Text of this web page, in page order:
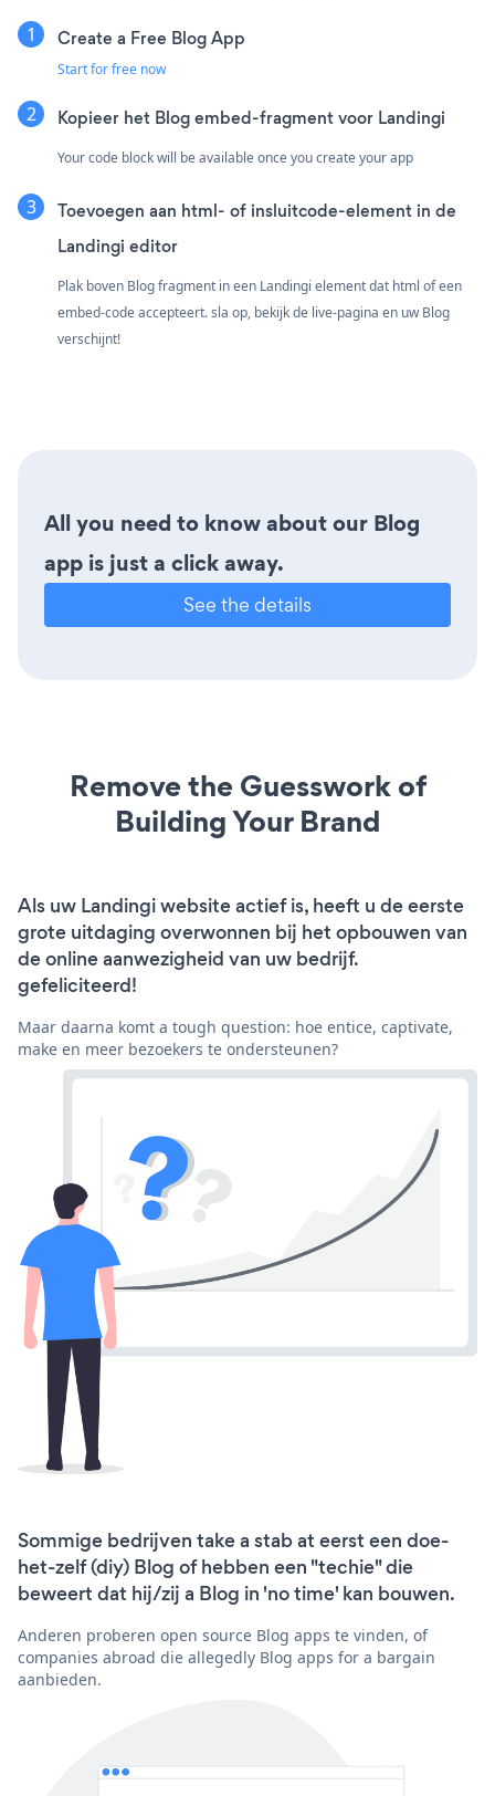
Create a Free Blog App
Start for free now
Kopieer het Blog embed-fragment voor Landingi
Your code block will be available once you create your app
Toevoegen aan html- of insluitcode-element in de
Landingi editor
Plak boven Blog fragment in een Landingi element dat html of een
embed-code accepteert. sla op, bekijk de live-pagina en uw Blog
verschijnt!
All you need to know about our Blog
app is just a click away.
See the details
Remove the Guesswork of
Building Your Brand
Als uw Landingi website actief is, heeft u de eerste
grote uitdaging overwonnen bij het opbouwen van
de online aanwezigheid van uw bedrijf.
gefeliciteerd!
Maar daarna komt a tough question: hoe entice, captivate,
make en meer bezoekers te ondersteunen?
Sommige bedrijven take a stab at eerst een doe-
het-zelf (diy) Blog of hebben een "techie" die
beweert dat hij/zij a Blog in 'no time' kan bouwen.
Anderen proberen open source Blog apps te vinden, of
companies abroad die allegedly Blog apps for a bargain
aanbieden.